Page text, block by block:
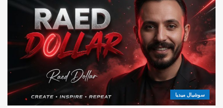
سوشيال ميديا